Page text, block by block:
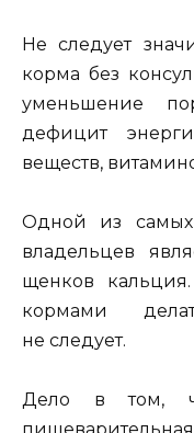
Не следует
корма без
уменьшение
дефицит
веществ,
Одной из самых
владельцев
щенков
кормами
не следует.
Дело в том,